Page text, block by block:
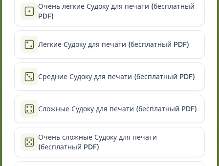
Очень легкие Судоку для печати (бесплатный
PDF)
Легкие Судоку для печати (бесплатный PDF)
Средние Судоку для печати (бесплатный PDF)
Сложные Судоку для печати (бесплатный PDF)
Очень сложные Судоку для печати
(бесплатный PDF)